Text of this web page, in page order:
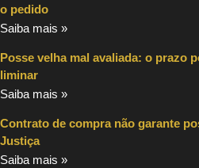
o pedido
Saiba mais »
Posse velha mal avaliada: o prazo
liminar
Saiba mais »
Contrato de compra não garante
Justiça
Saiba mais »